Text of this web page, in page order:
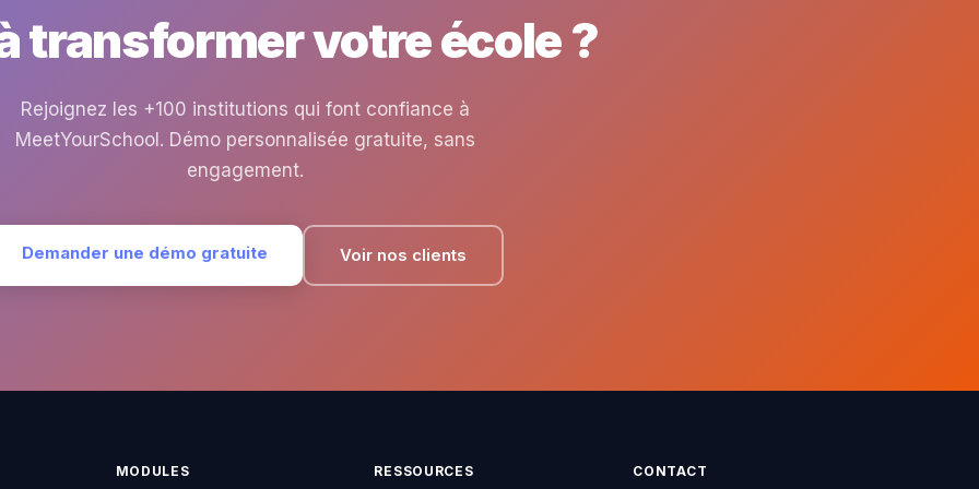
transformer votre école ?
Rejoignez les +100 institutions qui font confiance à
MeetYourSchool. Démo personnalisée gratuite, sans
engagement.
Demander une démo gratuite Voir nos clients
MODULES RESSOURCES CONTACT